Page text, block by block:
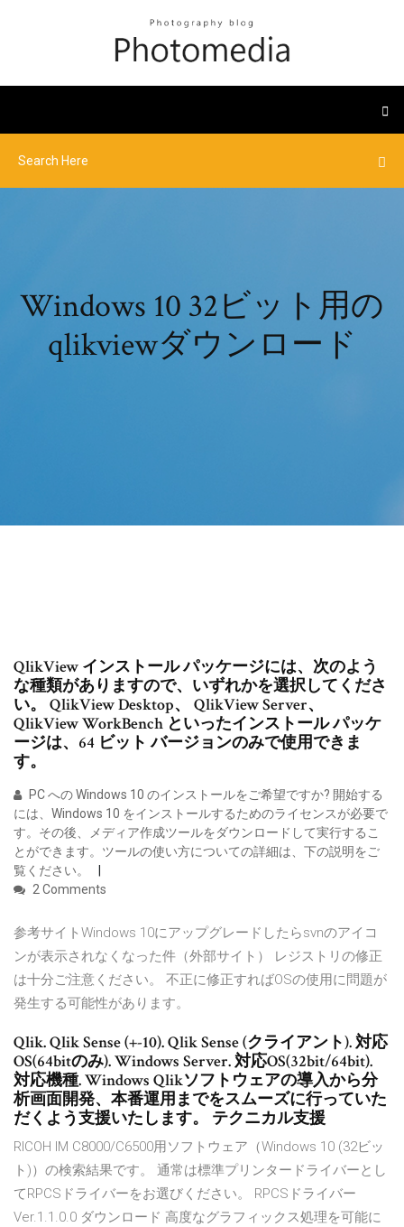
Windows 10 32ビット用の
qlikviewダウンロード
QlikView インストール パッケージには、次のよう
な種類がありますので、いずれかを選択してくださ
い。 QlikView Desktop、 QlikView Server、
QlikView WorkBench といったインストール パッケ
ージは、64 ビット バージョンのみで使用できま
す。
PC への Windows 10 のインストールをご希望ですか? 開始する
には、Windows 10 をインストールするためのライセンスが必要で
す。その後、メディア作成ツールをダウンロードして実行するこ
とができます。ツールの使い方についての詳細は、下の説明をご
覧ください。
2 Comments
参考サイトWindows 10にアップグレードしたらsvnのアイコ
ンが表示されなくなった件（外部サイト） レジストリの修正
は十分ご注意ください。 不正に修正すればOSの使用に問題が
発生する可能性があります。
Qlik. Qlik Sense (+-10). Qlik Sense (クライアント). 対応
OS(64bitのみ). Windows Server. 対応OS(32bit/64bit).
対応機種. Windows Qlikソフトウェアの導入から分
析画面開発、本番運用までをスムーズに行っていた
だくよう支援いたします。 テクニカル支援
RICOH IM C8000/C6500用ソフトウェア（Windows 10 (32ビッ
ト)）の検索結果です。 通常は標準プリンタードライバーとし
てRPCSドライバーをお選びください。 RPCSドライバー
Ver.1.1.0.0 ダウンロード 高度なグラフィックス処理を可能に